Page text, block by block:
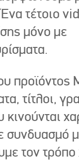
τέτοιο
μόνο με
προϊόντος
τίτλοι,
κινούνται
συνδυασμό
τον